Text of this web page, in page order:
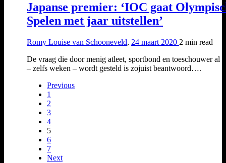
Japanse premier: ‘IOC gaat
Spelen met jaar uitstellen’
Romy Louise van Schooneveld, 24 maart 2020 2 min read
De vraag die door menig atleet, sportbond en toeschouwer al
– zelfs weken – wordt gesteld is zojuist beantwoord….
Previous
1
2
3
4
5
6
7
Next